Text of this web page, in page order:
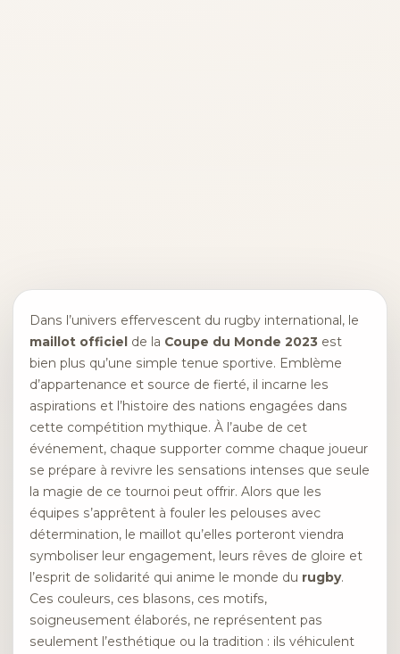
Dans l’univers effervescent du rugby international, le
maillot officiel de la Coupe du Monde 2023 est
bien plus qu’une simple tenue sportive. Emblème
d’appartenance et source de fierté, il incarne les
aspirations et l’histoire des nations engagées dans
cette compétition mythique. À l’aube de cet
événement, chaque supporter comme chaque joueur
se prépare à revivre les sensations intenses que seule
la magie de ce tournoi peut offrir. Alors que les
équipes s’apprêtent à fouler les pelouses avec
détermination, le maillot qu’elles porteront viendra
symboliser leur engagement, leurs rêves de gloire et
l’esprit de solidarité qui anime le monde du rugby.
Ces couleurs, ces blasons, ces motifs,
soigneusement élaborés, ne représentent pas
seulement l’esthétique ou la tradition : ils véhiculent